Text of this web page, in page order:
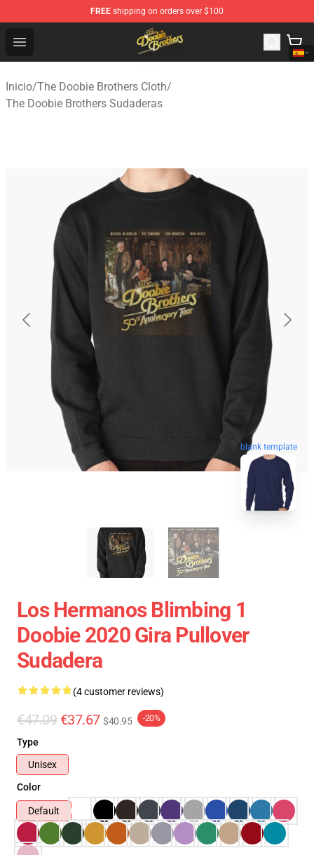
FREE shipping on orders over $100
Open menu
The Doobie Brothers Store - Official The Doobie
Inicio/The Doobie Brothers Cloth/
The Doobie Brothers Sudaderas
blank template
Los Hermanos Blimbing 1
Doobie 2020 Gira Pullover
Sudadera
(4 customer reviews)
€47.09 €37.67 $40.95 -20%
Type
Unisex
Color
Default